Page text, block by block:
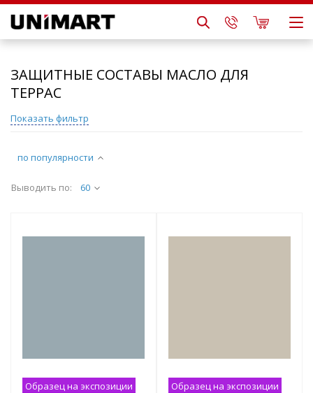
ЗАЩИТНЫЕ СОСТАВЫ МАСЛО ДЛЯ
ТЕРРАС
по популярности
Выводить по: 60
Образец на экспозиции
Образец на экспозиции
Показать фильтр